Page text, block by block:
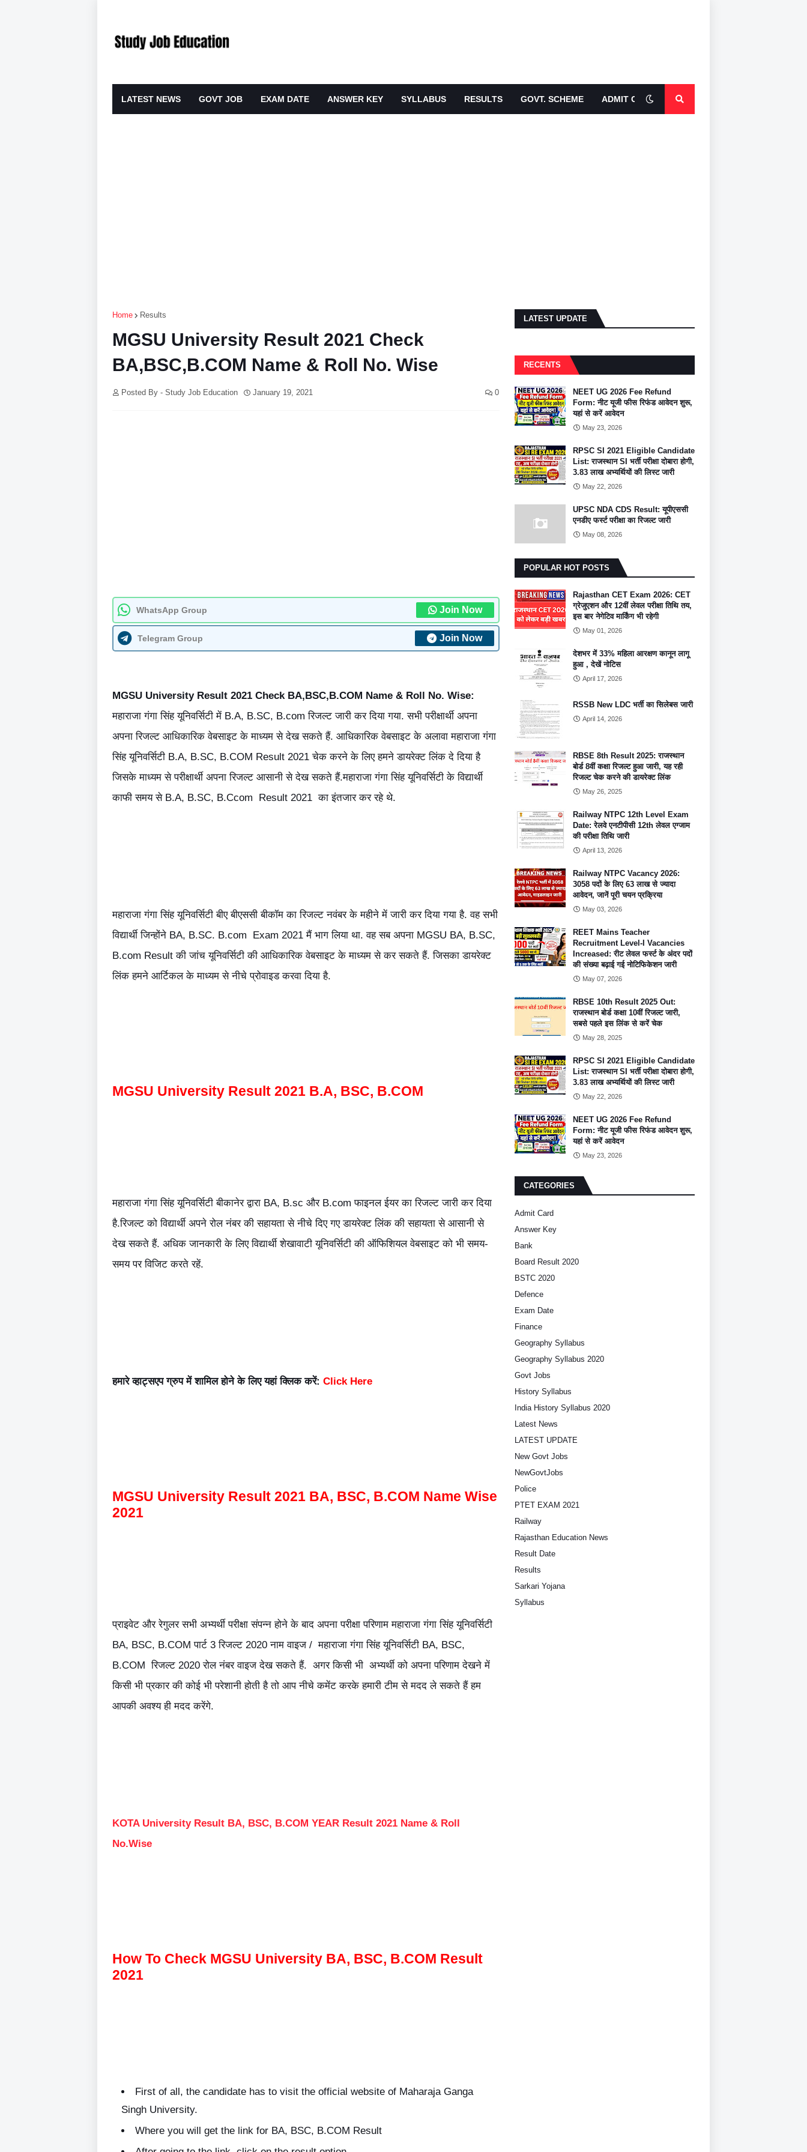
LATEST NEWS GOVT JOB EXAM DATE ANSWER KEY SYLLABUS RESULTS GOVT. SCHEME ADMIT CARDS
Home Results
MGSU University Result 2021 Check
BA,BSC,B.COM Name & Roll No. Wise
Posted By - Study Job Education January 19, 2021 0
WhatsApp Group Join Now
Telegram Group Join Now
MGSU University Result 2021 Check BA,BSC,B.COM Name & Roll No. Wise:
महाराजा गंगा सिंह यूनिवर्सिटी में B.A, B.SC, B.com रिजल्ट जारी कर दिया गया. सभी परीक्षार्थी अपना
अपना रिजल्ट आधिकारिक वेबसाइट के माध्यम से देख सकते हैं. आधिकारिक वेबसाइट के अलावा महाराजा गंगा
सिंह यूनिवर्सिटी B.A, B.SC, B.COM Result 2021 चेक करने के लिए हमने डायरेक्ट लिंक दे दिया है
जिसके माध्यम से परीक्षार्थी अपना रिजल्ट आसानी से देख सकते हैं.महाराजा गंगा सिंह यूनिवर्सिटी के विद्यार्थी
काफी समय से B.A, B.SC, B.Ccom Result 2021 का इंतजार कर रहे थे.
महाराजा गंगा सिंह यूनिवर्सिटी बीए बीएससी बीकॉम का रिजल्ट नवंबर के महीने में जारी कर दिया गया है. वह सभी
विद्यार्थी जिन्होंने BA, B.SC. B.com Exam 2021 मैं भाग लिया था. वह सब अपना MGSU BA, B.SC,
B.com Result की जांच यूनिवर्सिटी की आधिकारिक वेबसाइट के माध्यम से कर सकते हैं. जिसका डायरेक्ट
लिंक हमने आर्टिकल के माध्यम से नीचे प्रोवाइड करवा दिया है.
MGSU University Result 2021 B.A, BSC, B.COM
महाराजा गंगा सिंह यूनिवर्सिटी बीकानेर द्वारा BA, B.sc और B.com फाइनल ईयर का रिजल्ट जारी कर दिया
है.रिजल्ट को विद्यार्थी अपने रोल नंबर की सहायता से नीचे दिए गए डायरेक्ट लिंक की सहायता से आसानी से
देख सकते हैं. अधिक जानकारी के लिए विद्यार्थी शेखावाटी यूनिवर्सिटी की ऑफिशियल वेबसाइट को भी समय-
समय पर विजिट करते रहें.
हमारे व्हाट्सएप ग्रुप में शामिल होने के लिए यहां क्लिक करें: Click Here
MGSU University Result 2021 BA, BSC, B.COM Name Wise
2021
प्राइवेट और रेगुलर सभी अभ्यर्थी परीक्षा संपन्न होने के बाद अपना परीक्षा परिणाम महाराजा गंगा सिंह यूनिवर्सिटी
BA, BSC, B.COM पार्ट 3 रिजल्ट 2020 नाम वाइज / महाराजा गंगा सिंह यूनिवर्सिटी BA, BSC,
B.COM रिजल्ट 2020 रोल नंबर वाइज देख सकते हैं. अगर किसी भी अभ्यर्थी को अपना परिणाम देखने में
किसी भी प्रकार की कोई भी परेशानी होती है तो आप नीचे कमेंट करके हमारी टीम से मदद ले सकते हैं हम
आपकी अवश्य ही मदद करेंगे.
KOTA University Result BA, BSC, B.COM YEAR Result 2021 Name & Roll
No.Wise
How To Check MGSU University BA, BSC, B.COM Result
2021
First of all, the candidate has to visit the official website of Maharaja Ganga
Singh University.
Where you will get the link for BA, BSC, B.COM Result
LATEST UPDATE
RECENTS
NEET UG 2026 Fee Refund
Form: नीट यूजी फीस रिफंड आवेदन शुरू,
यहां से करें आवेदन
May 23, 2026
RPSC SI 2021 Eligible Candidate
List: राजस्थान SI भर्ती परीक्षा दोबारा होगी,
3.83 लाख अभ्यर्थियों की लिस्ट जारी
May 22, 2026
UPSC NDA CDS Result: यूपीएससी
एनडीए फर्स्ट परीक्षा का रिजल्ट जारी
May 08, 2026
POPULAR HOT POSTS
Rajasthan CET Exam 2026: CET
ग्रेजुएशन और 12वीं लेवल परीक्षा तिथि तय,
इस बार नेगेटिव मार्किंग भी रहेगी
May 01, 2026
देशभर में 33% महिला आरक्षण कानून लागू
हुआ , देखें नोटिस
April 17, 2026
RSSB New LDC भर्ती का सिलेबस जारी
April 14, 2026
RBSE 8th Result 2025: राजस्थान
बोर्ड 8वीं कक्षा रिजल्ट हुआ जारी, यह रही
रिजल्ट चेक करने की डायरेक्ट लिंक
May 26, 2025
Railway NTPC 12th Level Exam
Date: रेलवे एनटीपीसी 12th लेवल एग्जाम
की परीक्षा तिथि जारी
April 13, 2026
Railway NTPC Vacancy 2026:
3058 पदों के लिए 63 लाख से ज्यादा
आवेदन, जानें पूरी चयन प्रक्रिया
May 03, 2026
REET Mains Teacher
Recruitment Level-I Vacancies
Increased: रीट लेवल फर्स्ट के अंदर पदों
की संख्या बढ़ाई गई नोटिफिकेशन जारी
May 07, 2026
RBSE 10th Result 2025 Out:
राजस्थान बोर्ड कक्षा 10वीं रिजल्ट जारी,
सबसे पहले इस लिंक से करें चेक
May 28, 2025
RPSC SI 2021 Eligible Candidate
List: राजस्थान SI भर्ती परीक्षा दोबारा होगी,
3.83 लाख अभ्यर्थियों की लिस्ट जारी
May 22, 2026
NEET UG 2026 Fee Refund
Form: नीट यूजी फीस रिफंड आवेदन शुरू,
यहां से करें आवेदन
May 23, 2026
CATEGORIES
Admit Card
Answer Key
Bank
Board Result 2020
BSTC 2020
Defence
Exam Date
Finance
Geography Syllabus
Geography Syllabus 2020
Govt Jobs
History Syllabus
India History Syllabus 2020
Latest News
LATEST UPDATE
New Govt Jobs
NewGovtJobs
Police
PTET EXAM 2021
Railway
Rajasthan Education News
Result Date
Results
Sarkari Yojana
Syllabus